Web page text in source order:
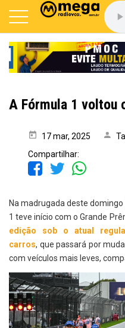
A Fórmula 1 voltou
17 mar, 2025
Compartilhar:
Na madrugada deste
1 teve início com o Grande
edição sob o atual
carros, que passará por
com veículos mais leves,